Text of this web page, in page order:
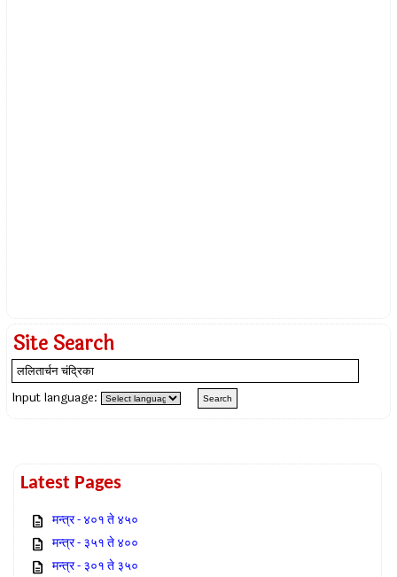
Site Search
Input language:
Latest Pages
मन्त्र - ४०१ ते ४५०
मन्त्र - ३५१ ते ४००
मन्त्र - ३०१ ते ३५०